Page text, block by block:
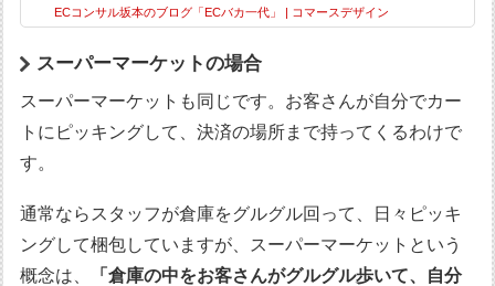
ECコンサル坂本のブログ「ECバカ一代」 | コマースデザイン
スーパーマーケットの場合
スーパーマーケットも同じです。お客さんが自分でカー
トにピッキングして、決済の場所まで持ってくるわけで
す。
通常ならスタッフが倉庫をグルグル回って、日々ピッキ
ングして梱包していますが、スーパーマーケットという
概念は、
「倉庫の中をお客さんがグルグル歩いて、自分